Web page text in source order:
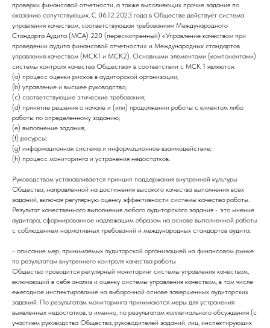
проверки финансовой отчетности, а также выполняющих прочие задания по
оказанию сопутствующих. C 06.12.2023 года в Обществе действует система
управления качеством, соответствующая требованиям Международного
Стандарта Аудита (МСА) 220 (пересмотренный) «Управление качеством при
проведении аудита финансовой отчетности» и Международных стандартов
управления качеством (МСК1 и МСК2). Основными элементами (компонентами)
системы контроля качества Общества» в соответствии с МСК 1 являются:
(a) процесс оценки рисков в аудиторской организации;
(b) управление и высшее руководство;
(c) соответствующие этические требования;
(d) принятие решения о начале и (или) продолжении работы с клиентом либо
работы по определенному заданию;
(e) выполнение задания;
(f) ресурсы;
(g) информационная система и информационное взаимодействие;
(h) процесс мониторинга и устранения недостатков.
Руководством устанавливается принцип поддержания внутренней культуры
Общества, направленной на достижения высокого качества выполнения всех
заданий, включая регулярную оценку эффективности системы качества работы.
Результат качественного выполнения любого аудиторского задания - это мнение
аудитора, сформированное надлежащим образом на основе выполненной работы
с соблюдением нормативных требований и международных стандартов аудита.
- описание мер, принимаемых аудиторской организацией на финансовом рынке
по результатам внутреннего контроля качества работы
Общество проводится регулярный мониторинг системы управления качеством,
включающий в себя анализ и оценку системы управления качеством, в том числе
ежегодное инспектирование на выборочной основе завершенных аудиторских
заданий. По результатам мониторинга принимаются меры для устранения
выявленных недостатков, а именно, по результатам коллегиального обсуждения (с
участием руководства Общества, руководителей заданий, лиц, инспектирующих